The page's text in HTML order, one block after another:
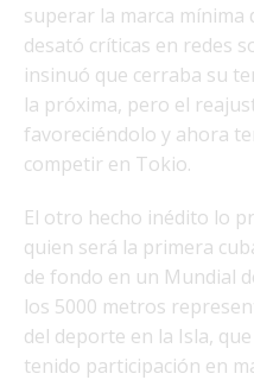
superar la marca mínima
desató críticas en redes
insinuó que cerraba su
la próxima, pero el
favoreciéndolo y ahora
competir en Tokio.
El otro hecho inédito lo
quien será la primera
de fondo en un Mundial
los 5000 metros
del deporte en la Isla,
tenido participación en